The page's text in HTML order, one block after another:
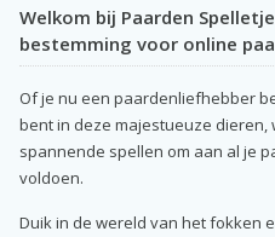
Welkom bij Paarden
bestemming voor online
Of je nu een paardenliefhebber
bent in deze majestueuze
spannende spellen om aan al je
voldoen.
Duik in de wereld van het fokken